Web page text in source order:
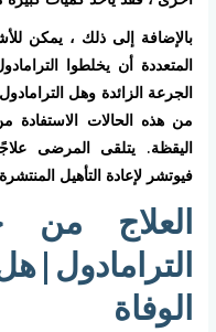
بالإضافة إلى ذلك ، يمكن
المتعددة أن يخلطوا
الجرعة الزائدة وهل
من هذه الحالات الاستفادة
اليقظة. يتلقى المرضى
فيوتشر لإعادة التأهيل
العلاج
الوفاة